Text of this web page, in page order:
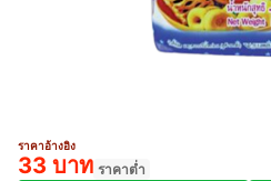
ราคาอ้างอิง
33 บาท ราคาต่ำ